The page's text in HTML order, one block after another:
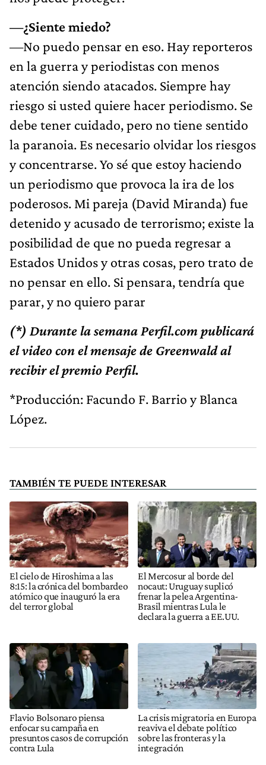
—¿Siente miedo?
—No puedo pensar en eso. Hay reporteros
en la guerra y periodistas con menos
atención siendo atacados. Siempre hay
riesgo si usted quiere hacer periodismo. Se
debe tener cuidado, pero no tiene sentido
la paranoia. Es necesario olvidar los riesgos
y concentrarse. Yo sé que estoy haciendo
un periodismo que provoca la ira de los
poderosos. Mi pareja (David Miranda) fue
detenido y acusado de terrorismo; existe la
posibilidad de que no pueda regresar a
Estados Unidos y otras cosas, pero trato de
no pensar en ello. Si pensara, tendría que
parar, y no quiero parar
(*) Durante la semana Perfil.com publicará
el video con el mensaje de Greenwald al
recibir el premio Perfil.
*Producción: Facundo F. Barrio y Blanca
López.
TAMBIÉN TE PUEDE INTERESAR
El cielo de Hiroshima a las
8:15: la crónica del bombardeo
atómico que inauguró la era
del terror global
El Mercosur al borde del
nocaut: Uruguay suplicó
frenar la pelea Argentina-
Brasil mientras Lula le
declara la guerra a EE.UU.
Flavio Bolsonaro piensa
enfocar su campaña en
presuntos casos de corrupción
contra Lula
La crisis migratoria en Europa
reaviva el debate político
sobre las fronteras y la
integración